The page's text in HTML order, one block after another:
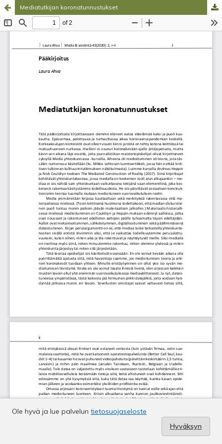
Mediatutkijan koronatunnustukset
Ole hyvä ja lue palvelun tietosuojaseloste
Hyväksyn
Palvelua ylläpitääTieteellisten seurain valtuuskunta